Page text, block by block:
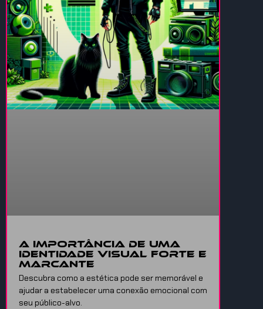
A Importância de uma
Identidade Visual Forte e
Marcante
Descubra como a estética pode ser memorável e
ajudar a estabelecer uma conexão emocional com
seu público-alvo.